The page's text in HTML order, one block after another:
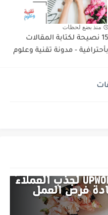
منذ بضع لحظات
15 نصيحة لكتابة المقالات
بأحترافية - مدونة تقنية وعلوم